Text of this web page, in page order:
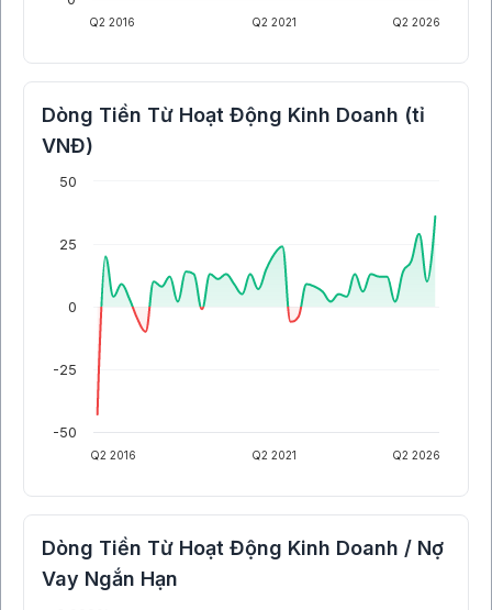
Q2 2016 Q2 2021 Q2 2026
Dòng Tiền Từ Hoạt Động Kinh Doanh (tỉ
VNĐ)
Q2 2016 Q2 2021 Q2 2026
-50
-25
0
25
50
Dòng Tiền Từ Hoạt Động Kinh Doanh / Nợ
Vay Ngắn Hạn